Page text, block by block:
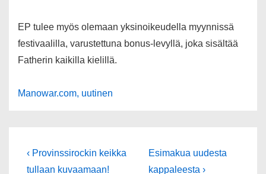
EP tulee myös olemaan yksinoikeudella myynnissä
festivaalilla, varustettuna bonus-levyllä, joka sisältää
Fatherin kaikilla kielillä.
Manowar.com, uutinen
Artikkelien
Edellinen
‹ Provinssirockin keikka
tullaan kuvaamaan!
Seuraava
artikkeli
Esimakua uudesta
kappaleesta ›